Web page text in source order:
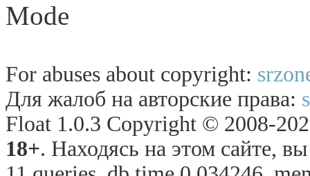
Mode
For abuses about copyright:
Для жалоб на авторские права:
Float 1.0.3 Copyright © 2008-
18+. Находясь на этом сайте,